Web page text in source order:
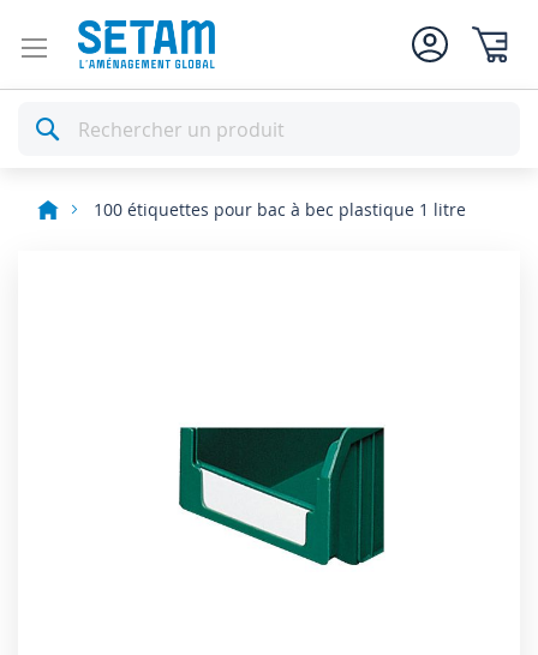
Rechercher
100 étiquettes pour bac à bec plastique 1 litre